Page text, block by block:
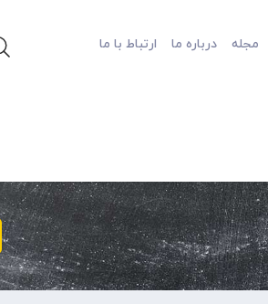
مجله درباره ما ارتباط با ما